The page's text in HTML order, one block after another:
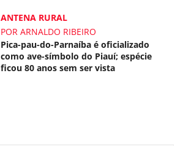
ANTENA RURAL
POR ARNALDO RIBEIRO
Pica-pau-do-Parnaíba é oficializado
como ave-símbolo do Piauí; espécie
ficou 80 anos sem ser vista